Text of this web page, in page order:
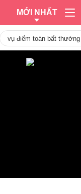
MỚI NHẤT
vụ điểm toán bất